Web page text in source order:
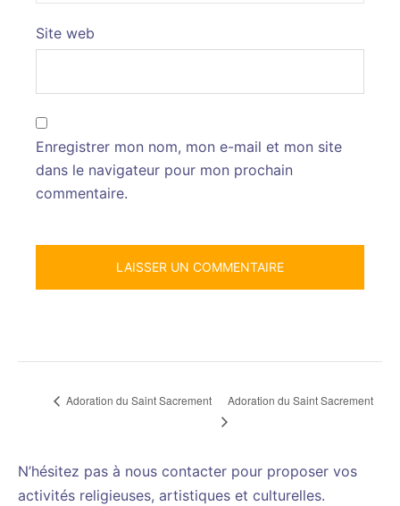
Site web
Enregistrer mon nom, mon e-mail et mon site
dans le navigateur pour mon prochain
commentaire.
Adoration du Saint Sacrement Adoration du Saint Sacrement
N’hésitez pas à nous contacter pour proposer vos
activités religieuses, artistiques et culturelles.